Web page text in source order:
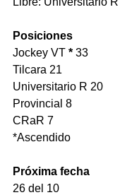
Posiciones
Jockey VT * 33
Tilcara 21
Universitario R 20
Provincial 8
CRaR 7
*Ascendido
Próxima fecha
26 del 10